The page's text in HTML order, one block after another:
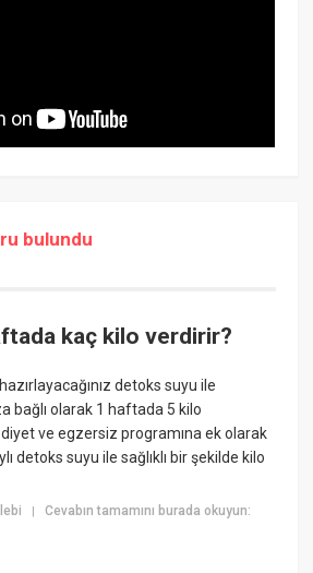
bulundu
kaç kilo verdirir?
detoks suyu ile
bağlı olarak 1 haftada 5 kilo
ve egzersiz programına ek olarak
detoks suyu ile sağlıklı bir şekilde kilo
|Cevabın tamamını burada okuyun: